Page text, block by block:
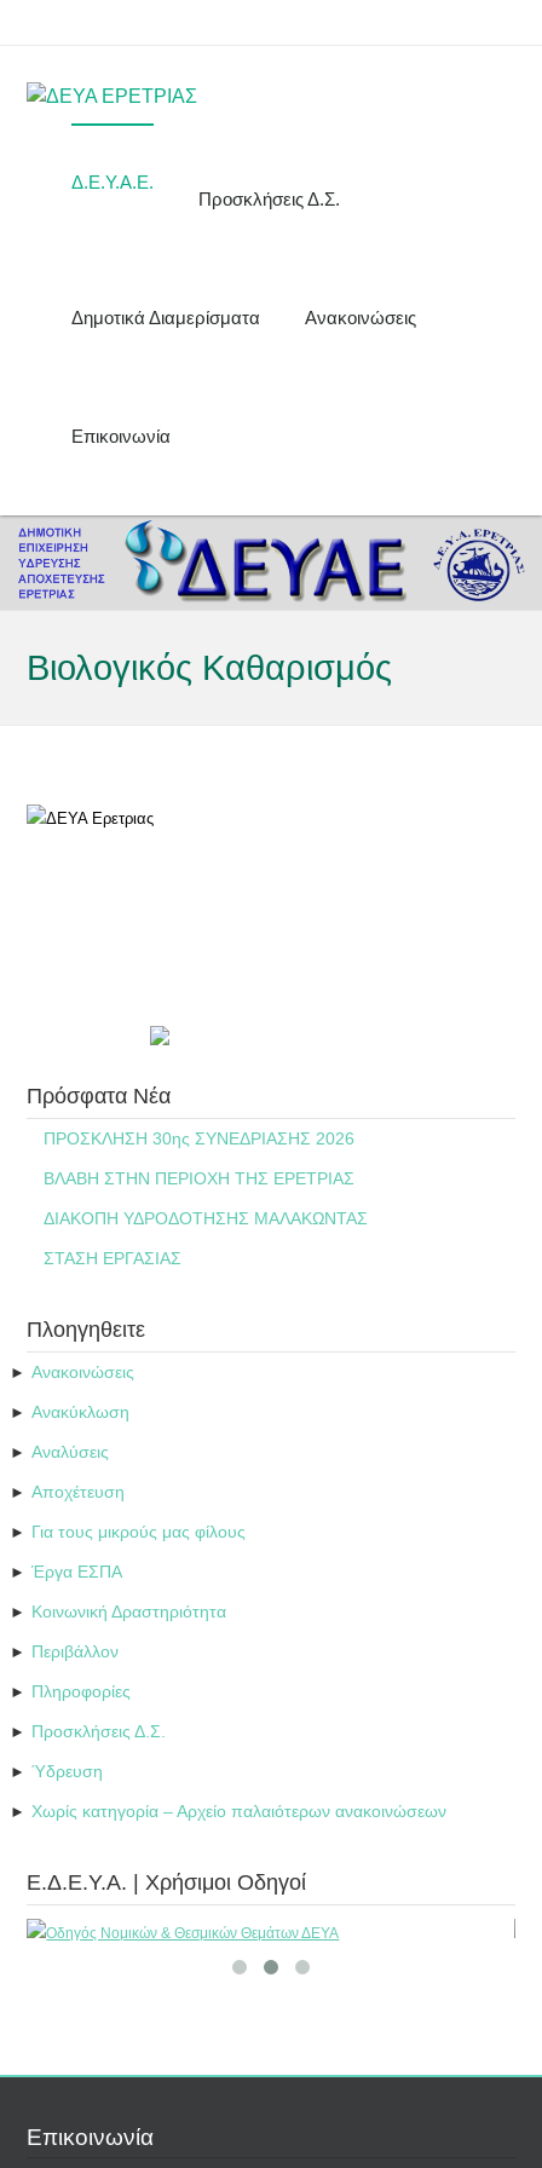
Δ.Ε.Υ.Α.Ε.
Προσκλήσεις Δ.Σ.
Δημοτικά Διαμερίσματα Ανακοινώσεις
Επικοινωνία
Βιολογικός Καθαρισμός
Πρόσφατα Νέα
ΠΡΟΣΚΛΗΣΗ 30ης ΣΥΝΕΔΡΙΑΣΗΣ 2026
ΒΛΑΒΗ ΣΤΗΝ ΠΕΡΙΟΧΗ ΤΗΣ ΕΡΕΤΡΙΑΣ
ΔΙΑΚΟΠΗ ΥΔΡΟΔΟΤΗΣΗΣ ΜΑΛΑΚΩΝΤΑΣ
ΣΤΑΣΗ ΕΡΓΑΣΙΑΣ
Πλοηγηθειτε
► Ανακοινώσεις
► Ανακύκλωση
► Αναλύσεις
► Αποχέτευση
► Για τους μικρούς μας φίλους
► Έργα ΕΣΠΑ
► Κοινωνική Δραστηριότητα
► Περιβάλλον
► Πληροφορίες
► Προσκλήσεις Δ.Σ.
► Ύδρευση
► Χωρίς κατηγορία – Αρχείο παλαιότερων ανακοινώσεων
Ε.Δ.Ε.Υ.Α. | Χρήσιμοι Οδηγοί
Επικοινωνία